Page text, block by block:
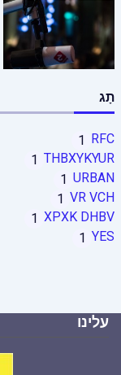
תָג
RFC
1
THBXYKYUR
1
URBAN
1
VR VCH
1
XPXK DHBV
1
YES
1
עלינו